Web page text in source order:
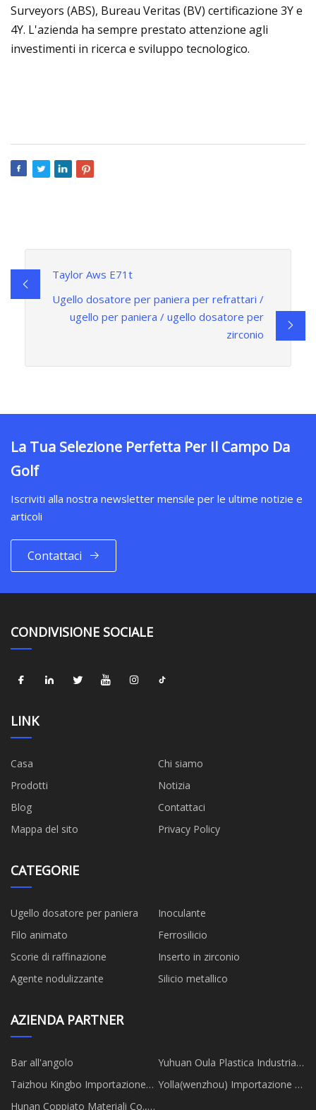
Surveyors (ABS), Bureau Veritas (BV) certificazione 3Y e
4Y. L'azienda ha sempre prestato attenzione agli
investimenti in ricerca e sviluppo tecnologico.
Taylor Aws E71t
Ugello dosatore per paniera per refrattari /
ugello per paniera / ugello dosatore per
zirconio
La Tua Selezione Perfetta Per Il Campo Da
Golf
Iscriviti alla nostra newsletter mensile per le ultime notizie e
articoli
Contattaci
CONDIVISIONE SOCIALE
LINK
Casa
Chi siamo
Prodotti
Notizia
Blog
Contattaci
Mappa del sito
Privacy Policy
CATEGORIE
Ugello dosatore per paniera
Inoculante
Filo animato
Ferrosilicio
Scorie di raffinazione
Inserto in zirconio
Agente nodulizzante
Silicio metallico
AZIENDA PARTNER
Bar all'angolo
Yuhuan Oula Plastica Industria
Co., srl
Taizhou Kingbo Importazione
ed esportazione Società.
Yolla(wenzhou) Importazione e
Hunan Coppiato Materiali Co.,